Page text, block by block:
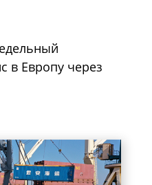
в Европу через